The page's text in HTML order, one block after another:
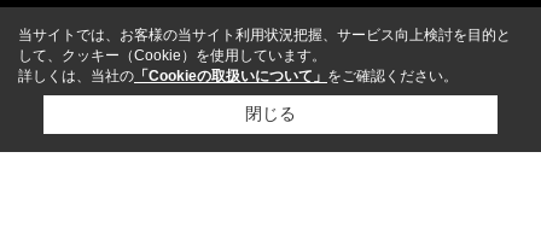
当サイトでは、お客様の当サイト利用状況把握、サービス向上検討を目的と
して、クッキー（Cookie）を使用しています。
詳しくは、当社の 「Cookieの取扱いについて」 をご確認ください。
閉じる